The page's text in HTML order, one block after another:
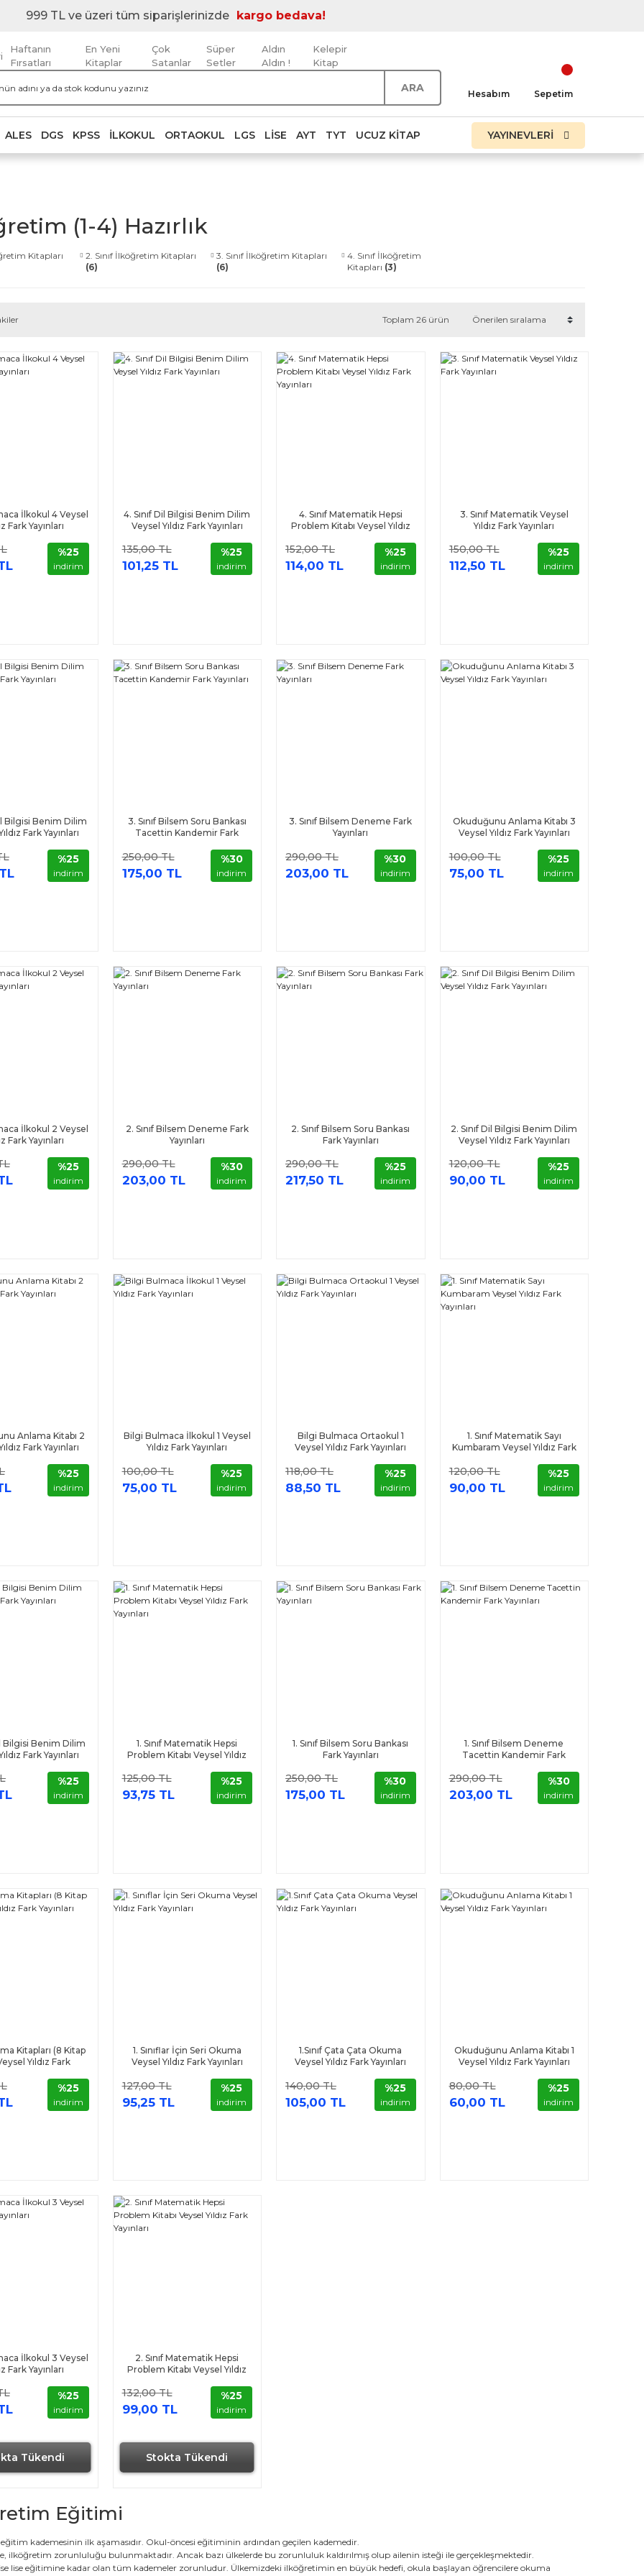
999 TL ve üzeri tüm siparişlerinizde kargo bedava!
Haftanın
Fırsatları
En Yeni
Kitaplar
Çok
Satanlar
Süper
Setler
Aldın
Aldın !
Kelepir
Kitap
ARA Hesabım Sepetim
ALES DGS KPSS İLKOKUL ORTAOKUL LGS LISE AYT TYT UCUZ KITAP YAYINEVLERİ
(1-4) Hazırlık
Kitapları
2. Sınıf İlköğretim Kitapları
(6)
3. Sınıf İlköğretim Kitapları
(6)
4. Sınıf İlköğretim
Kitapları (3)
Toplam 26 ürün
İlkokul 4 Veysel
Fark Yayınları
%25
indirim
4. Sınıf Dil Bilgisi Benim Dilim
Veysel Yıldız Fark Yayınları
135,00 TL
101,25 TL
%25
indirim
4. Sınıf Matematik Hepsi
Problem Kitabı Veysel Yıldız
152,00 TL
114,00 TL
%25
indirim
3. Sınıf Matematik Veysel
Yıldız Fark Yayınları
150,00 TL
112,50 TL
%25
indirim
Bilgisi Benim Dilim
Fark Yayınları
%25
indirim
3. Sınıf Bilsem Soru Bankası
Tacettin Kandemir Fark
250,00 TL
175,00 TL
%30
indirim
3. Sınıf Bilsem Deneme Fark
Yayınları
290,00 TL
203,00 TL
%30
indirim
Okuduğunu Anlama Kitabı 3
Veysel Yıldız Fark Yayınları
100,00 TL
75,00 TL
%25
indirim
İlkokul 2 Veysel
Fark Yayınları
%25
indirim
2. Sınıf Bilsem Deneme Fark
Yayınları
290,00 TL
203,00 TL
%30
indirim
2. Sınıf Bilsem Soru Bankası
Fark Yayınları
290,00 TL
217,50 TL
%25
indirim
2. Sınıf Dil Bilgisi Benim Dilim
Veysel Yıldız Fark Yayınları
120,00 TL
90,00 TL
%25
indirim
Anlama Kitabı 2
Fark Yayınları
%25
indirim
Bilgi Bulmaca İlkokul 1 Veysel
Yıldız Fark Yayınları
100,00 TL
75,00 TL
%25
indirim
Bilgi Bulmaca Ortaokul 1
Veysel Yıldız Fark Yayınları
118,00 TL
88,50 TL
%25
indirim
1. Sınıf Matematik Sayı
Kumbaram Veysel Yıldız Fark
120,00 TL
90,00 TL
%25
indirim
Bilgisi Benim Dilim
Fark Yayınları
%25
indirim
1. Sınıf Matematik Hepsi
Problem Kitabı Veysel Yıldız
125,00 TL
93,75 TL
%25
indirim
1. Sınıf Bilsem Soru Bankası
Fark Yayınları
250,00 TL
175,00 TL
%30
indirim
1. Sınıf Bilsem Deneme
Tacettin Kandemir Fark
290,00 TL
203,00 TL
%30
indirim
Kitapları (8 Kitap
Yıldız Fark
%25
indirim
1. Sınıflar İçin Seri Okuma
Veysel Yıldız Fark Yayınları
127,00 TL
95,25 TL
%25
indirim
1.Sınıf Çata Çata Okuma
Veysel Yıldız Fark Yayınları
140,00 TL
105,00 TL
%25
indirim
Okuduğunu Anlama Kitabı 1
Veysel Yıldız Fark Yayınları
80,00 TL
60,00 TL
%25
indirim
Tükendi
İlkokul 3 Veysel
Fark Yayınları
%25
indirim
Stokta Tükendi
2. Sınıf Matematik Hepsi
Problem Kitabı Veysel Yıldız
132,00 TL
99,00 TL
%25
indirim
Eğitimi
kademesinin ilk aşamasıdır. Okul-öncesi eğitiminin ardından geçilen kademedir.
ilköğretim zorunluluğu bulunmaktadır. Ancak bazı ülkelerde bu zorunluluk kaldırılmış olup ailenin isteği ile gerçekleşmektedir.
lise eğitimine kadar olan tüm kademeler zorunludur. Ülkemizdeki ilköğretimin en büyük hedefi, okula başlayan öğrencilere okuma